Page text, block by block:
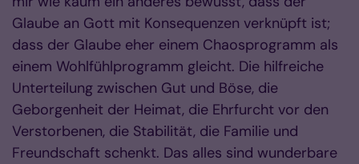
Glaube an Gott mit Konsequenzen verknüpft ist;
dass der Glaube eher einem Chaosprogramm als
einem Wohlfühlprogramm gleicht. Die hilfreiche
Unterteilung zwischen Gut und Böse, die
Geborgenheit der Heimat, die Ehrfurcht vor den
Verstorbenen, die Stabilität, die Familie und
Freundschaft schenkt. Das alles sind wunderbare